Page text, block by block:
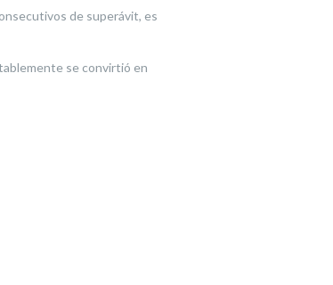
de superávit, es
se convirtió en